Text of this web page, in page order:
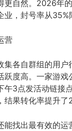
更自然。2026年
，封号率从35%
营
集各自群组的用
跃度高。一家游戏
午3点发活动链接
果转化率提升了
能找出最有效的